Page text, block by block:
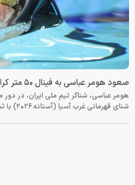
صعود هومر عباسی به فینال ۵۰ متر کرال پشت مسابقات غرب آسیا
شنای قهرمانی غرب آسیا (آستانه ۲۰۲۶) با ثبت زمان ۲۵.۶۷ ثانیه در جایگاه نخست قرار